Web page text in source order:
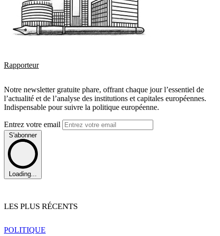
Rapporteur
Notre newsletter gratuite phare, offrant chaque jour l’essentiel de
l’actualité et de l’analyse des institutions et capitales européennes.
Indispensable pour suivre la politique européenne.
Entrez votre email
S'abonner
Loading...
LES PLUS RÉCENTS
POLITIQUE